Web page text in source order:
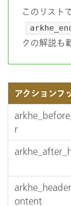
このリスト
クの解説も
アクションフ
r
ontent